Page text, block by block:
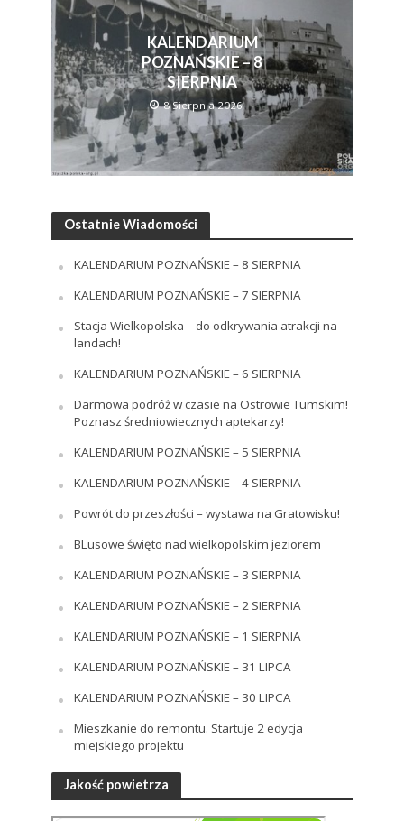
KALENDARIUM
POZNAŃSKIE – 8
SIERPNIA
8 Sierpnia 2026
Ostatnie Wiadomości
KALENDARIUM POZNAŃSKIE – 8 SIERPNIA
KALENDARIUM POZNAŃSKIE – 7 SIERPNIA
Stacja Wielkopolska – do odkrywania atrakcji na
landach!
KALENDARIUM POZNAŃSKIE – 6 SIERPNIA
Darmowa podróż w czasie na Ostrowie Tumskim!
Poznasz średniowiecznych aptekarzy!
KALENDARIUM POZNAŃSKIE – 5 SIERPNIA
KALENDARIUM POZNAŃSKIE – 4 SIERPNIA
Powrót do przeszłości – wystawa na Gratowisku!
BLusowe święto nad wielkopolskim jeziorem
KALENDARIUM POZNAŃSKIE – 3 SIERPNIA
KALENDARIUM POZNAŃSKIE – 2 SIERPNIA
KALENDARIUM POZNAŃSKIE – 1 SIERPNIA
KALENDARIUM POZNAŃSKIE – 31 LIPCA
KALENDARIUM POZNAŃSKIE – 30 LIPCA
Mieszkanie do remontu. Startuje 2 edycja
miejskiego projektu
Jakość powietrza